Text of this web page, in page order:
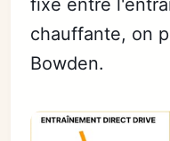
chauffante, on
Bowden.